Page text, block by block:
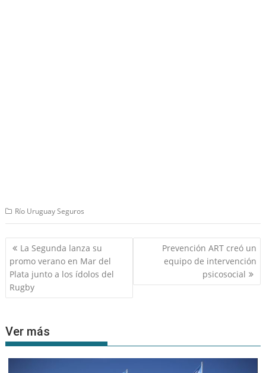
Río Uruguay Seguros
Navegación
de
entradas
La Segunda lanza su
promo verano en Mar del
Plata junto a los ídolos del
Rugby
Prevención ART creó un
equipo de intervención
psicosocial
Ver más